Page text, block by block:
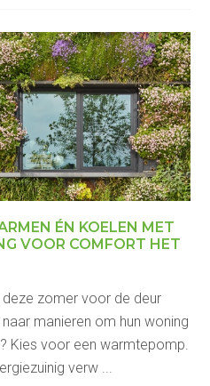
ÉN KOELEN MET
VOOR COMFORT HET
zomer voor de deur
manieren om hun woning
Kies voor een warmtepomp.
verw ...